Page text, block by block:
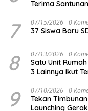
Terima
7 07/15/2026 0
37 Siswa Baru
8 07/13/2026 0
Satu Unit
3 Lainnya Ikut
9 07/10/2026 0
Tekan
Launching